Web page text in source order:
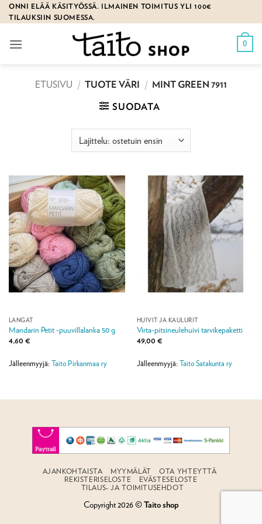
Skip
to
ONNI ELÄÄ KÄSITYÖSSÄ. ILMAINEN TOIMITUS YLI 100€
TILAUKSIIN SUOMESSA.
0
ETUSIVU / TUOTE VÄRI / MINT GREEN 7911
SUODATA
LANGAT
Mandarin Petit -puuvillalanka 50 g
4,60 €
Jälleenmyyjä: Taito Pirkanmaa ry
HUIVIT JA KAULURIT
Virta-pitsineulehuivi tarvikepaketti
49,00 €
Jälleenmyyjä: Taito Satakunta ry
AJANKOHTAISTA MYYMÄLÄT
OTA YHTEYTTÄ
REKISTERISELOSTE
EVÄSTESELOSTE
TILAUS- JA TOIMITUSEHDOT
Copyright 2026 ©Taito shop